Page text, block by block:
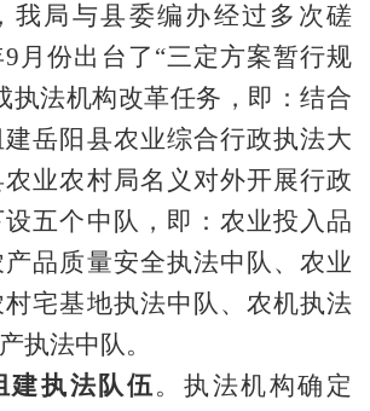
我局与县委编办经过多次磋
9月份出台了“三定方案暂行规
执法机构改革任务，即：结合
岳阳县农业综合行政执法大
业农村局名义对外开展行政
五个中队，即：农业投入品
品质量安全执法中队、农业
宅基地执法中队、农机执法
执法中队。
建执法队伍。执法机构确定